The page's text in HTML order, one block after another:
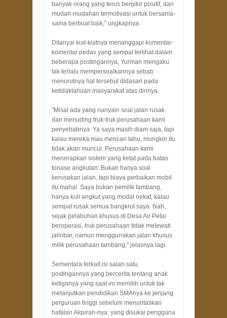
banyak orang yang terus berpikir positif, dan
mudah-mudahan termotivasi untuk bersama-
sama berbuat baik," ungkapnya.
Ditanyai kiat-kiatnya menanggapi komentar-
komentar pedas yang sempat terlihat dalam
beberapa postingannya, Yurman mengaku
tak terlalu mempersoalkannya sebab
menurutnya hal tersebut didasari pada
ketidaktahuan masyarakat atas dirinya.
"Misal ada yang nanyain soal jalan rusak
dan menuding truk-truk perusahaan kami
penyebabnya. Ya saya masih diam saja, tapi
kalau mereka mau mencari tahu, mungkin itu
tidak akan muncul. Perusahaan kami
menerapkan sistem yang ketat pada batas
tonase angkutan. Bukan hanya soal
kerusakan jalan, tapi biaya perbaikan mobil
itu mahal. Saya bukan pemilik tambang,
hanya kuli angkut yang modal nekat, kalau
sempat rusak semua bangkrut saya. Nah,
sejak pelabuhan khusus di Desa Air Petai
beroperasi, truk perusahaan tidak melewati
jalinbar, namun menggunakan jalan khusus
milik perusahaan tambang," jelasnya lagi.
Sementara terkait isi salah satu
postingannya yang bercerita tentang anak
ketiganya yang saat ini memilih untuk tak
melanjutkan pendidikan SMAnya ke jenjang
perguruan tinggi sebelum menuntaskan
hafalan Alquran-nya, yang disukai pengguna